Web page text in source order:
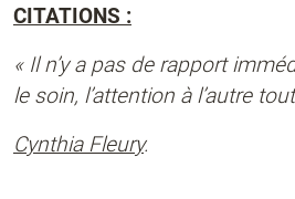
CITATIONS :
« Il n’y a pas de rapport
le soin, l’attention à l’autre
Cynthia Fleury.